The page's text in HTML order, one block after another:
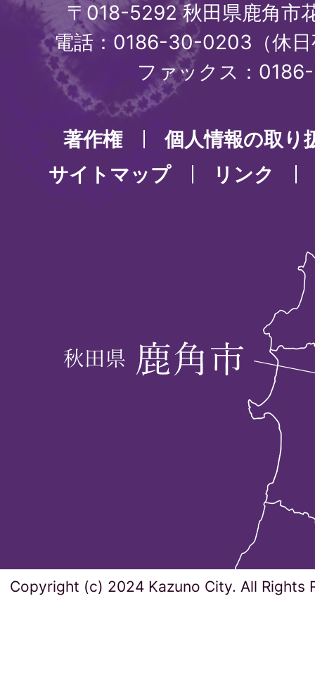
〒018-5292 秋田県鹿角市
電話：0186-30-0203（休
ファックス：
著作権
個人情報の取り
サイトマップ
リンク
Copyright (c) 2024 Kazuno City. All Rights